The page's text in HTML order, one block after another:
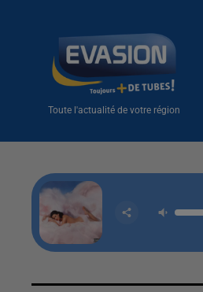
Toute l'actualité de votre région